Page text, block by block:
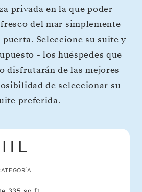
privada en la que poder
del mar simplemente
puerta. Seleccione su suite y
- los huéspedes que
disfrutarán de las mejores
de seleccionar su
preferida.